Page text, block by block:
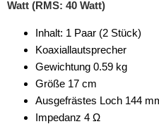
Watt (RMS: 40 Watt)
Inhalt: 1 Paar (2 Stück)
Koaxiallautsprecher
Gewichtung 0.59 kg
Größe 17 cm
Ausgefrästes Loch 144
Impedanz 4 Ω